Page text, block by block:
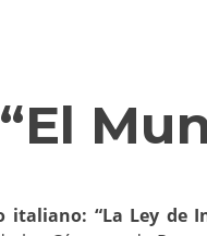
italiano: “La Ley